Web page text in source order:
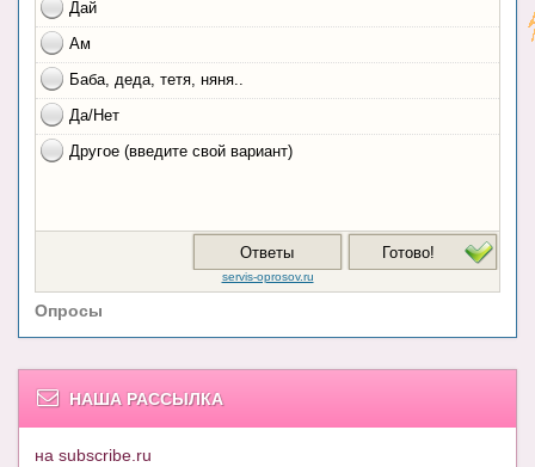
Опросы
НАША РАССЫЛКА
на subscribe.ru